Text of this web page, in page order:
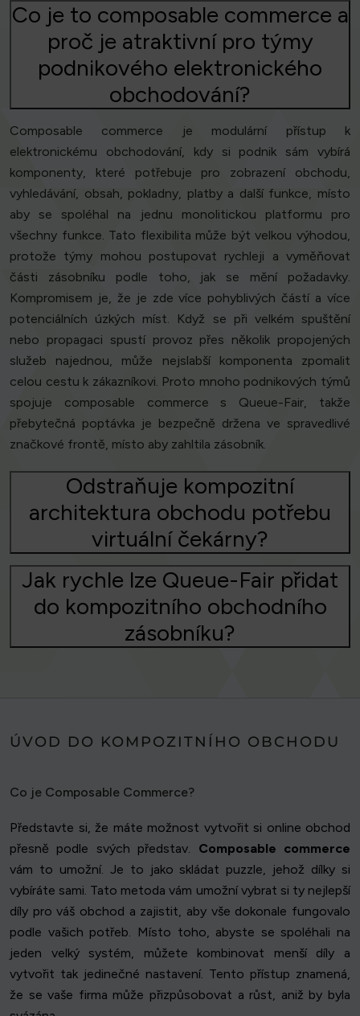
Co je to composable commerce a
proč je atraktivní pro týmy
podnikového elektronického
obchodování?
Composable commerce je modulární přístup k
elektronickému obchodování, kdy si podnik sám vybírá
komponenty, které potřebuje pro zobrazení obchodu,
vyhledávání, obsah, pokladny, platby a další funkce, místo
aby se spoléhal na jednu monolitickou platformu pro
všechny funkce. Tato flexibilita může být velkou výhodou,
protože týmy mohou postupovat rychleji a vyměňovat
části zásobníku podle toho, jak se mění požadavky.
Kompromisem je, že je zde více pohyblivých částí a více
potenciálních úzkých míst. Když se při velkém spuštění
nebo propagaci spustí provoz přes několik propojených
služeb najednou, může nejslabší komponenta zpomalit
celou cestu k zákazníkovi. Proto mnoho podnikových týmů
spojuje composable commerce s Queue-Fair, takže
přebytečná poptávka je bezpečně držena ve spravedlivé
značkové frontě, místo aby zahltila zásobník.
Odstraňuje kompozitní
architektura obchodu potřebu
virtuální čekárny?
Jak rychle lze Queue-Fair přidat
do kompozitního obchodního
zásobníku?
ÚVOD DO KOMPOZITNÍHO OBCHODU
Co je Composable Commerce?
Představte si, že máte možnost vytvořit si online obchod
přesně podle svých představ. Composable commerce
vám to umožní. Je to jako skládat puzzle, jehož dílky si
vybíráte sami. Tato metoda vám umožní vybrat si ty nejlepší
díly pro váš obchod a zajistit, aby vše dokonale fungovalo
podle vašich potřeb. Místo toho, abyste se spoléhali na
jeden velký systém, můžete kombinovat menší díly a
vytvořit tak jedinečné nastavení. Tento přístup znamená,
že se vaše firma může přizpůsobovat a růst, aniž by byla